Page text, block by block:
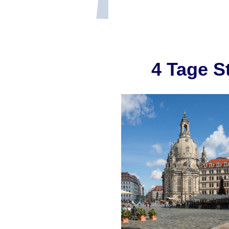
4 Tage